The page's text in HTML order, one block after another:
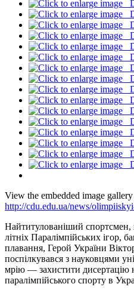
View the embedded image
http://cdu.edu.ua/news/
Найтитулованіший
літніх Паралімпійських ігор,
плавання, Герой України
поспілкувався з науковцями
мрію — захистити дисертацію
паралімпійського спорту в